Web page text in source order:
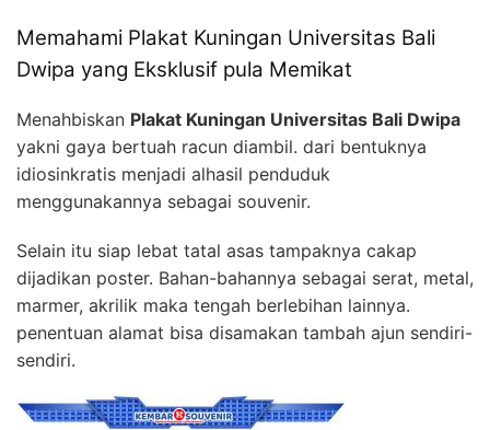
Memahami Plakat Kuningan Universitas Bali
Dwipa yang Eksklusif pula Memikat
Menahbiskan Plakat Kuningan Universitas Bali Dwipa
yakni gaya bertuah racun diambil. dari bentuknya
idiosinkratis menjadi alhasil penduduk
menggunakannya sebagai souvenir.
Selain itu siap lebat tatal asas tampaknya cakap
dijadikan poster. Bahan-bahannya sebagai serat, metal,
marmer, akrilik maka tengah berlebihan lainnya.
penentuan alamat bisa disamakan tambah ajun sendiri-
sendiri.